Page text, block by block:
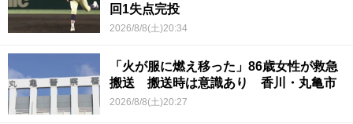
回1失点完投
2026/8/8(土)20:34
「火が服に燃え移った」86歳女性が救急
搬送 搬送時は意識あり 香川・丸亀市
2026/8/8(土)20:27